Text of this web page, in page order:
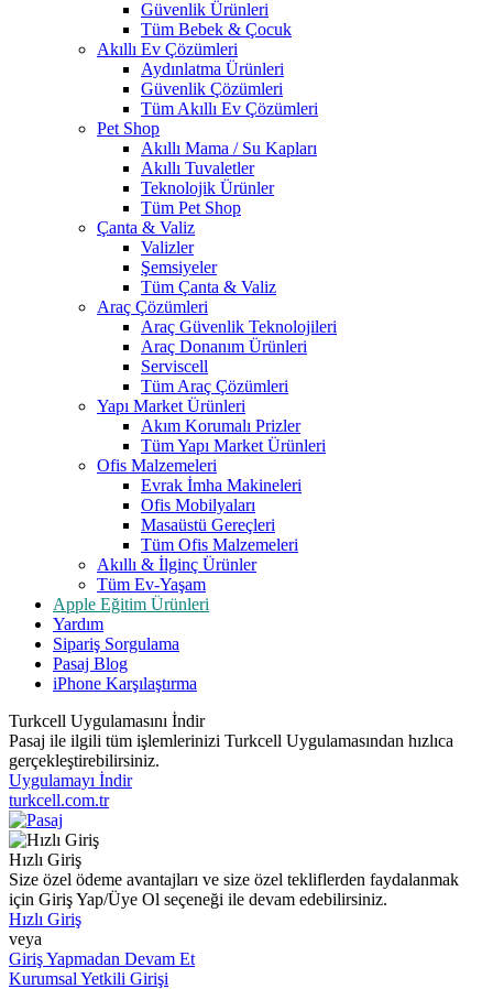
Güvenlik Ürünleri
Tüm Bebek & Çocuk
Akıllı Ev Çözümleri
Aydınlatma Ürünleri
Güvenlik Çözümleri
Tüm Akıllı Ev Çözümleri
Pet Shop
Akıllı Mama / Su Kapları
Akıllı Tuvaletler
Teknolojik Ürünler
Tüm Pet Shop
Çanta & Valiz
Valizler
Şemsiyeler
Tüm Çanta & Valiz
Araç Çözümleri
Araç Güvenlik Teknolojileri
Araç Donanım Ürünleri
Serviscell
Tüm Araç Çözümleri
Yapı Market Ürünleri
Akım Korumalı Prizler
Tüm Yapı Market Ürünleri
Ofis Malzemeleri
Evrak İmha Makineleri
Ofis Mobilyaları
Masaüstü Gereçleri
Tüm Ofis Malzemeleri
Akıllı & İlginç Ürünler
Tüm Ev-Yaşam
Apple Eğitim Ürünleri
Yardım
Sipariş Sorgulama
Pasaj Blog
iPhone Karşılaştırma
Turkcell Uygulamasını İndir
Pasaj ile ilgili tüm işlemlerinizi Turkcell Uygulamasından hızlıca
gerçekleştirebilirsiniz.
Uygulamayı İndir
turkcell.com.tr
Hızlı Giriş
Size özel ödeme avantajları ve size özel tekliflerden faydalanmak
için Giriş Yap/Üye Ol seçeneği ile devam edebilirsiniz.
Hızlı Giriş
veya
Giriş Yapmadan Devam Et
Kurumsal Yetkili Girişi